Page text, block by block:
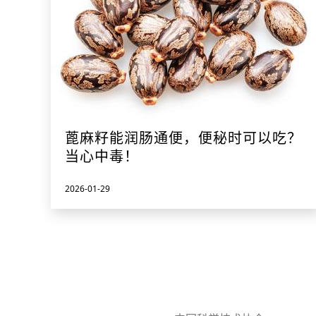
蓖麻籽能润肠通便，便秘时可以吃？
当心中毒！
2026-01-29